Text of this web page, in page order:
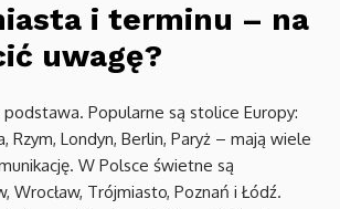
i terminu – na
uwagę?
Popularne są stolice Europy:
Rzym, Londyn, Berlin, Paryż – mają wiele
W Polsce świetne są
Wrocław, Trójmiasto, Poznań i Łódź.